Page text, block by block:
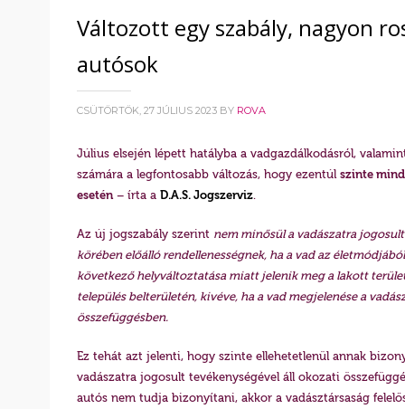
Változott egy szabály, nagyon
autósok
CSÜTÖRTÖK, 27 JÚLIUS 2023 BY ROVA
Július elsején lépett hatályba a vadgazdálkodásról,
számára a legfontosabb változás, hogy ezentúl szinte
esetén– írta a D.A.S. Jogszerviz.
Az új jogszabály szerint nem minősül a vadászatra
körében előálló rendellenességnek, ha a vad az
következő helyváltoztatása miatt jelenik meg a lakott
település belterületén, kivéve, ha a vad megjelenése a
összefüggésben.
Ez tehát azt jelenti, hogy szinte ellehetetlenül annak
vadászatra jogosult tevékenységével áll okozati
autós nem tudja bizonyítani, akkor a vadásztársaság